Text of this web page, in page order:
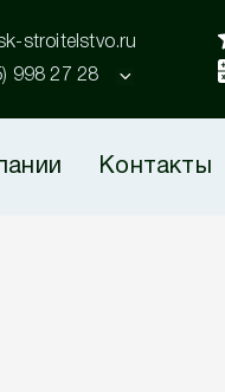
stroitelstvo.ru
998 27 28
Контакты